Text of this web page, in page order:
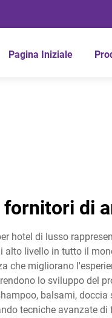
Pagina Iniziale
fornitori di
hotel di lusso
alto livello in tutto il
che migliorano
lo sviluppo del
balsami,
tecniche avanzate